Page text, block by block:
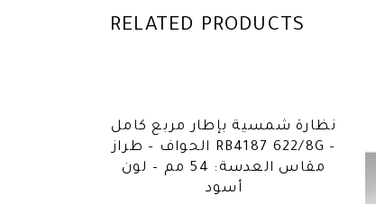
RELATED PRODUCTS
نظارة شمسية بإطار مربع كامل
الحواف – طراز RB4187 622/8G –
مقاس العدسة: 54 مم – لون
أسود